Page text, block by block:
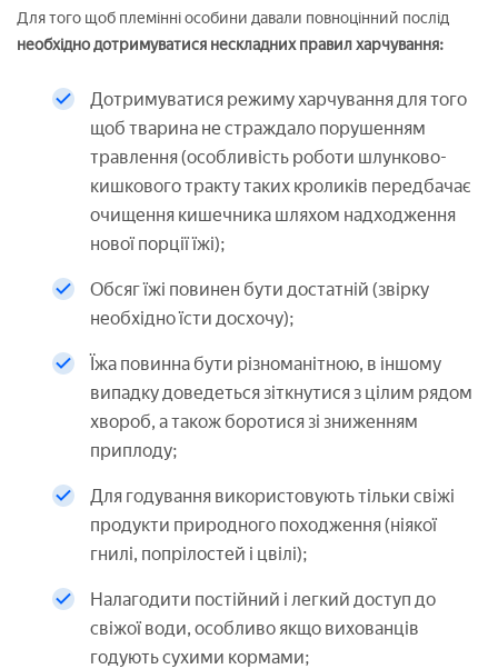
Для того щоб племінні особини давали повноцінний послід
необхідно дотримуватися нескладних правил харчування:
Дотримуватися режиму харчування для того
щоб тварина не страждало порушенням
травлення (особливість роботи шлунково-
кишкового тракту таких кроликів передбачає
очищення кишечника шляхом надходження
нової порції їжі);
Обсяг їжі повинен бути достатній (звірку
необхідно їсти досхочу);
Їжа повинна бути різноманітною, в іншому
випадку доведеться зіткнутися з цілим рядом
хвороб, а також боротися зі зниженням
приплоду;
Для годування використовують тільки свіжі
продукти природного походження (ніякої
гнилі, попрілостей і цвілі);
Налагодити постійний і легкий доступ до
свіжої води, особливо якщо вихованців
годують сухими кормами;